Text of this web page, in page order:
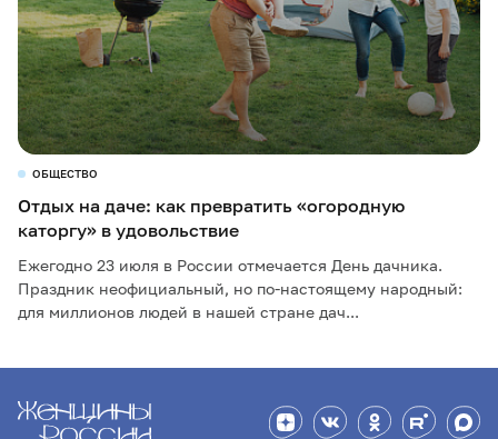
ОБЩЕСТВО
Отдых на даче: как превратить «огородную
каторгу» в удовольствие
Ежегодно 23 июля в России отмечается День дачника.
Праздник неофициальный, но по-настоящему народный:
для миллионов людей в нашей стране дач...